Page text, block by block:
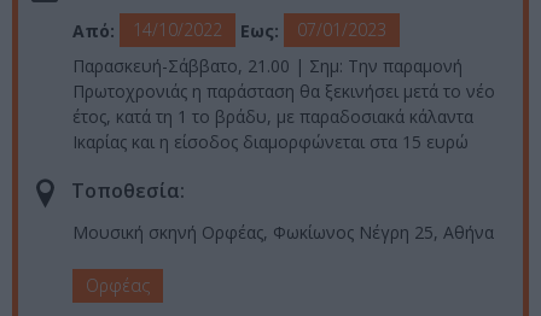
Από: 14/10/2022 Εως:
07/01/2023
Παρασκευή-Σάββατο, 21.00 | Σημ: Την παραμονή
Πρωτοχρονιάς η παράσταση θα ξεκινήσει μετά το νέο
έτος, κατά τη 1 το βράδυ, με παραδοσιακά κάλαντα
Ικαρίας και η είσοδος διαμορφώνεται στα 15 ευρώ
Τοποθεσία:
Μουσική σκηνή Ορφέας, Φωκίωνος Νέγρη 25, Αθήνα
Ορφέας